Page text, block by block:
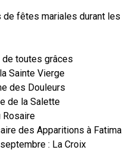
fêtes mariales durant les
toutes grâces
Sainte Vierge
des Douleurs
de la Salette
Rosaire
des Apparitions à Fatima
: La Croix